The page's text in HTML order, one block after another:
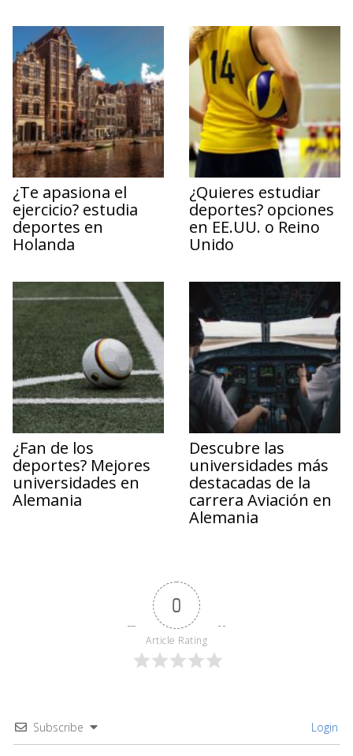
¿Te apasiona el
ejercicio? estudia
deportes en
Holanda
¿Quieres estudiar
deportes? opciones
en EE.UU. o Reino
Unido
¿Fan de los
deportes? Mejores
universidades en
Alemania
Descubre las
universidades más
destacadas de la
carrera Aviación en
Alemania
0
Article Rating
Subscribe Login